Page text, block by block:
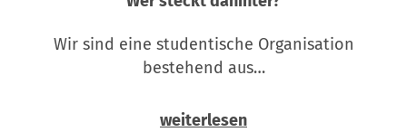
Wir sind eine studentische Organisation
bestehend aus…
weiterlesen